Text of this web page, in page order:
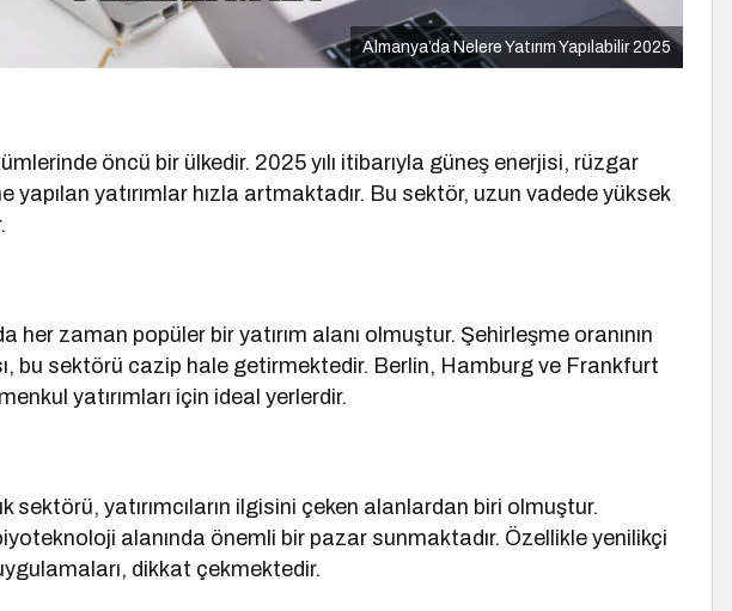
Almanya’da Nelere Yatırım Yapılabilir 2025
öncü bir ülkedir. 2025 yılı itibarıyla güneş enerjisi, rüzgar
yapılan yatırımlar hızla artmaktadır. Bu sektör, uzun vadede yüksek
her zaman popüler bir yatırım alanı olmuştur. Şehirleşme oranının
bu sektörü cazip hale getirmektedir. Berlin, Hamburg ve Frankfurt
yatırımları için ideal yerlerdir.
sektörü, yatırımcıların ilgisini çeken alanlardan biri olmuştur.
alanında önemli bir pazar sunmaktadır. Özellikle yenilikçi
dikkat çekmektedir.